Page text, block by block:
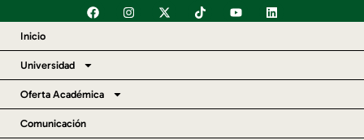
Inicio
Universidad
Oferta Académica
Comunicación